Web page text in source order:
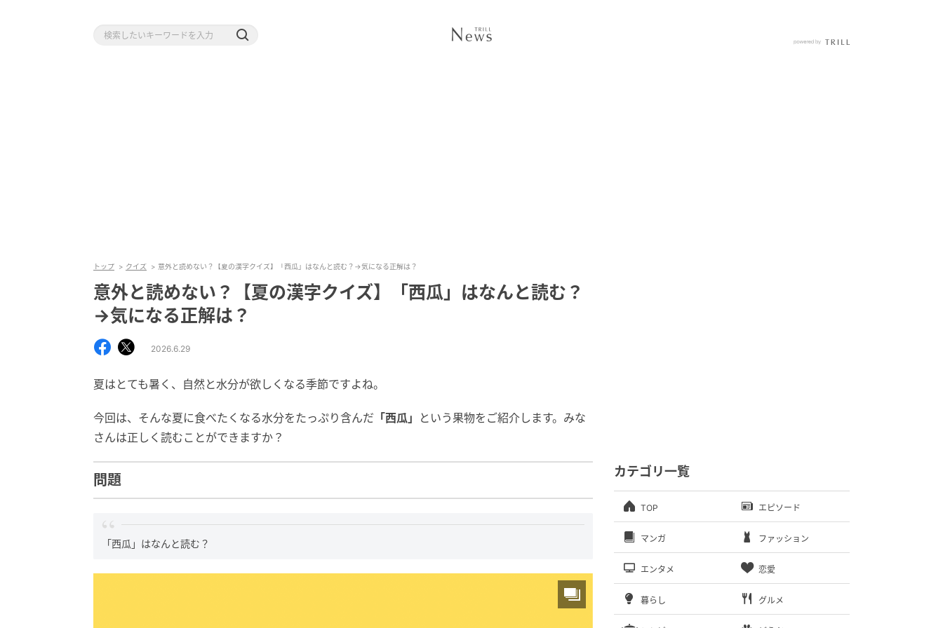
トップ クイズ 意外と読めない？【夏の漢字クイズ】「西瓜」はなんと読む？→気になる正解は？
意外と読めない？【夏の漢字クイズ】「西瓜」はなんと読む？
→気になる正解は？
2026.6.29
夏はとても暑く、自然と水分が欲しくなる季節ですよね。
今回は、そんな夏に食べたくなる水分をたっぷり含んだ 「西瓜」 という果物をご紹介します。みな
さんは正しく読むことができますか？
問題
「西瓜」はなんと読む？
カテゴリ一覧
TOP エピソード
マンガ ファッション
エンタメ 恋愛
暮らし グルメ